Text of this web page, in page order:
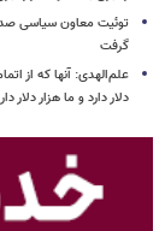
توئیت معاون سیاسی
گرفت
دلار دارد و ما هزار